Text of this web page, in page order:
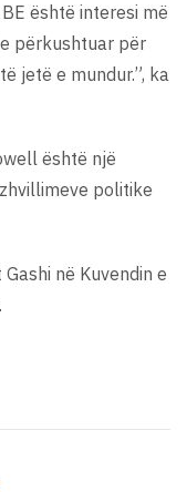
është interesi më
përkushtuar për
jetë e mundur.”, ka
është një
politike
në Kuvendin e